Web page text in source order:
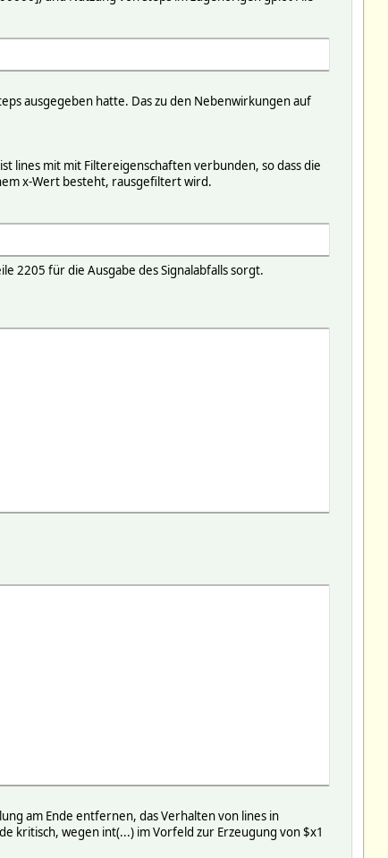
ausgegeben hatte. Das zu den Nebenwirkungen auf
lines mit mit Filtereigenschaften verbunden, so dass die
x-Wert besteht, rausgefiltert wird.
2205 für die Ausgabe des Signalabfalls sorgt.
am Ende entfernen, das Verhalten von lines in
kritisch, wegen int(...) im Vorfeld zur Erzeugung von $x1